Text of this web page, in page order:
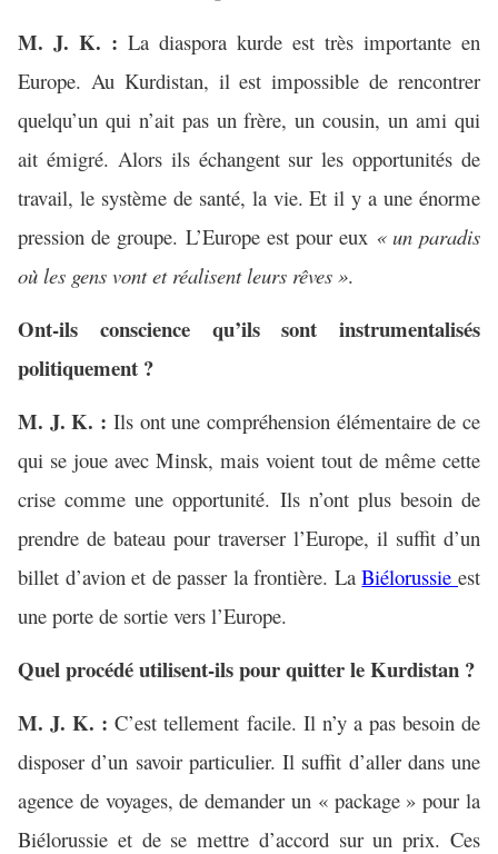
M. J. K. : La diaspora kurde est très importante en
Europe. Au Kurdistan, il est impossible de rencontrer
quelqu’un qui n’ait pas un frère, un cousin, un ami qui
ait émigré. Alors ils échangent sur les opportunités de
travail, le système de santé, la vie. Et il y a une énorme
pression de groupe. L’Europe est pour eux « un paradis
où les gens vont et réalisent leurs rêves ».
Ont-ils conscience qu’ils sont instrumentalisés
politiquement ?
M. J. K. : Ils ont une compréhension élémentaire de ce
qui se joue avec Minsk, mais voient tout de même cette
crise comme une opportunité. Ils n’ont plus besoin de
prendre de bateau pour traverser l’Europe, il suffit d’un
billet d’avion et de passer la frontière. LaBiélorussieest
une porte de sortie vers l’Europe.
Quel procédé utilisent-ils pour quitter le Kurdistan ?
M. J. K. : C’est tellement facile. Il n’y a pas besoin de
disposer d’un savoir particulier. Il suffit d’aller dans une
agence de voyages, de demander un « package » pour la
Biélorussie et de se mettre d’accord sur un prix. Ces